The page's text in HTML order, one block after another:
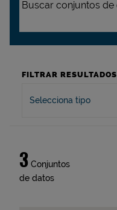
FILTRAR RESULTADOS
Selecciona tipo
3 Conjuntos
de datos